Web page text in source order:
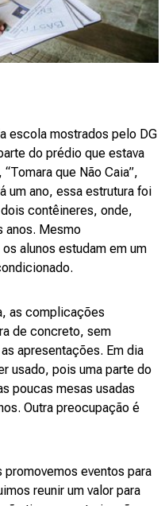
escola mostrados pelo DG
do prédio que estava
que Não Caia”,
um ano, essa estrutura foi
contêineres, onde,
anos. Mesmo
alunos estudam em um
as complicações
de concreto, sem
apresentações. Em dia
usado, pois uma parte do
poucas mesas usadas
Outra preocupação é
eventos para
reunir um valor para